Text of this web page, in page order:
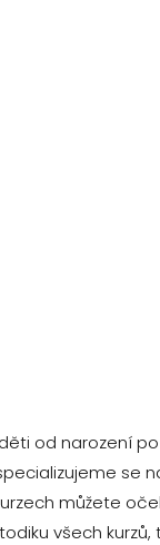
od narození
se
můžete
všech kurzů,